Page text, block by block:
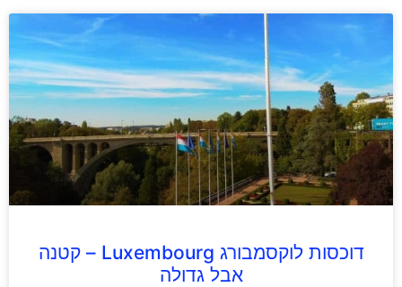
דוכסות לוקסמבורג Luxembourg – קטנה
אבל גדולה